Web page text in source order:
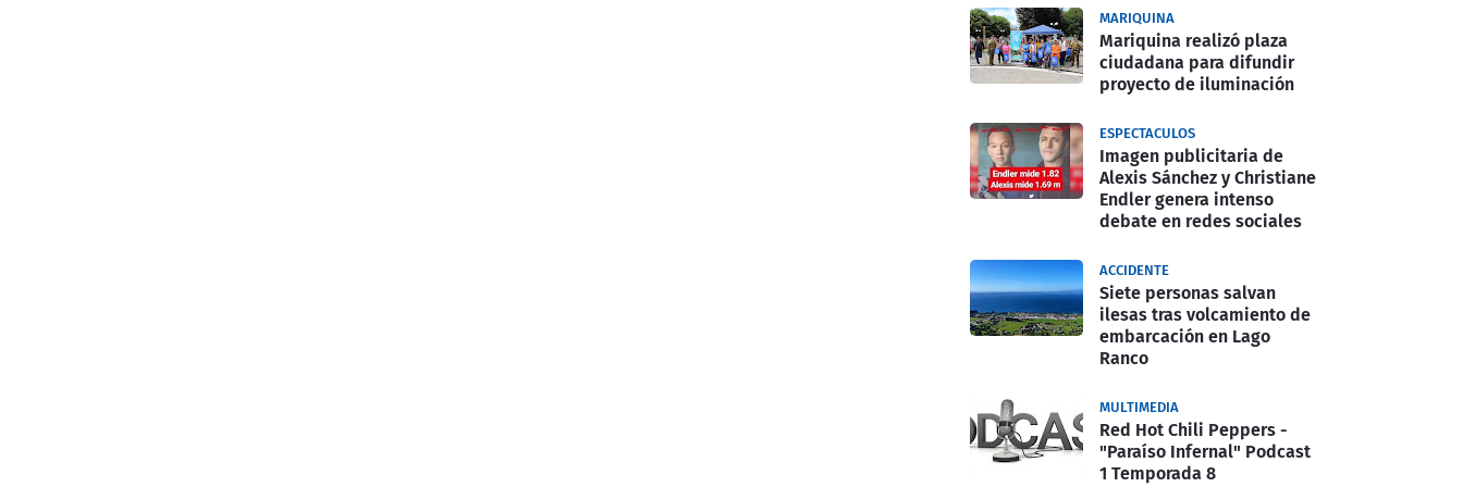
MARIQUINA
Mariquina realizó plaza
ciudadana para difundir
proyecto de iluminación
ESPECTACULOS
Imagen publicitaria de
Alexis Sánchez y Christiane
Endler genera intenso
debate en redes sociales
ACCIDENTE
Siete personas salvan
ilesas tras volcamiento de
embarcación en Lago
Ranco
MULTIMEDIA
Red Hot Chili Peppers -
"Paraíso Infernal" Podcast
1 Temporada 8